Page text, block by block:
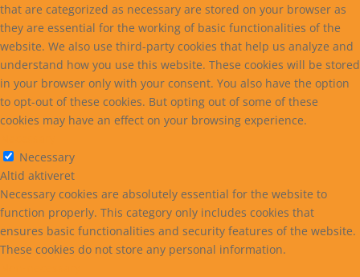
that are categorized as necessary are stored on your browser as
they are essential for the working of basic functionalities of the
website. We also use third-party cookies that help us analyze and
understand how you use this website. These cookies will be stored
in your browser only with your consent. You also have the option
to opt-out of these cookies. But opting out of some of these
cookies may have an effect on your browsing experience.
Necessary
Altid aktiveret
Necessary cookies are absolutely essential for the website to
function properly. This category only includes cookies that
ensures basic functionalities and security features of the website.
These cookies do not store any personal information.